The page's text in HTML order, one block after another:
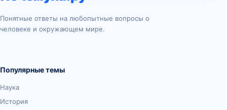
Понятные ответы на любопытные вопросы о
человеке и окружающем мире.
Популярные темы
Наука
История